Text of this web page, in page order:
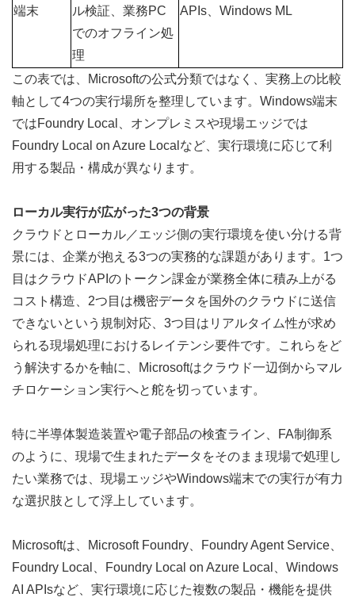
端末
ル検証、業務PC
でのオフライン処
理
APIs、Windows ML
この表では、Microsoftの公式分類ではなく、実務上の比較
軸として4つの実行場所を整理しています。Windows端末
ではFoundry Local、オンプレミスや現場エッジでは
Foundry Local on Azure Localなど、実行環境に応じて利
用する製品・構成が異なります。
ローカル実行が広がった3つの背景
クラウドとローカル／エッジ側の実行環境を使い分ける背
景には、企業が抱える3つの実務的な課題があります。1つ
目はクラウドAPIのトークン課金が業務全体に積み上がる
コスト構造、2つ目は機密データを国外のクラウドに送信
できないという規制対応、3つ目はリアルタイム性が求め
られる現場処理におけるレイテンシ要件です。これらをど
う解決するかを軸に、Microsoftはクラウド一辺倒からマル
チロケーション実行へと舵を切っています。
特に半導体製造装置や電子部品の検査ライン、FA制御系
のように、現場で生まれたデータをそのまま現場で処理し
たい業務では、現場エッジやWindows端末での実行が有力
な選択肢として浮上しています。
Microsoftは、Microsoft Foundry、Foundry Agent Service、
Foundry Local、Foundry Local on Azure Local、Windows
AI APIsなど、実行環境に応じた複数の製品・機能を提供